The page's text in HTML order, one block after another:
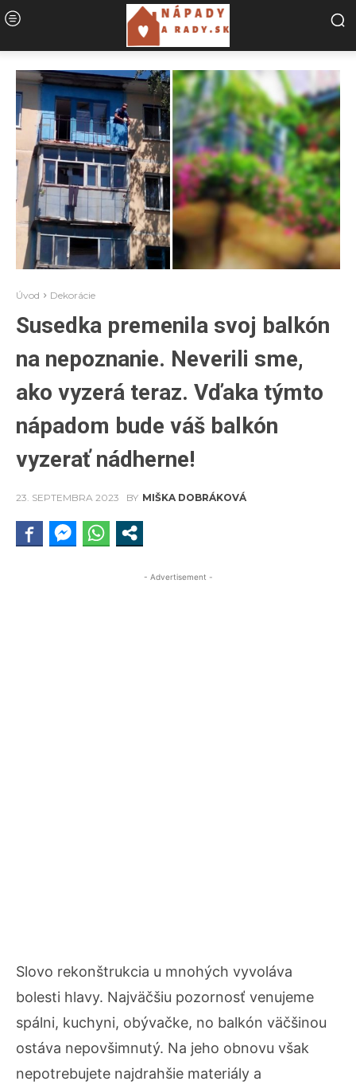
Úvod Dekorácie
Susedka premenila svoj balkón
na nepoznanie. Neverili sme,
ako vyzerá teraz. Vďaka týmto
nápadom bude váš balkón
vyzerať nádherne!
23. SEPTEMBRA 2023 BY MIŠKA DOBRÁKOVÁ
- Advertisement -
Slovo rekonštrukcia u mnohých vyvoláva
bolesti hlavy. Najväčšiu pozornosť venujeme
spálni, kuchyni, obývačke, no balkón väčšinou
ostáva nepovšimnutý. Na jeho obnovu však
nepotrebujete najdrahšie materiály a